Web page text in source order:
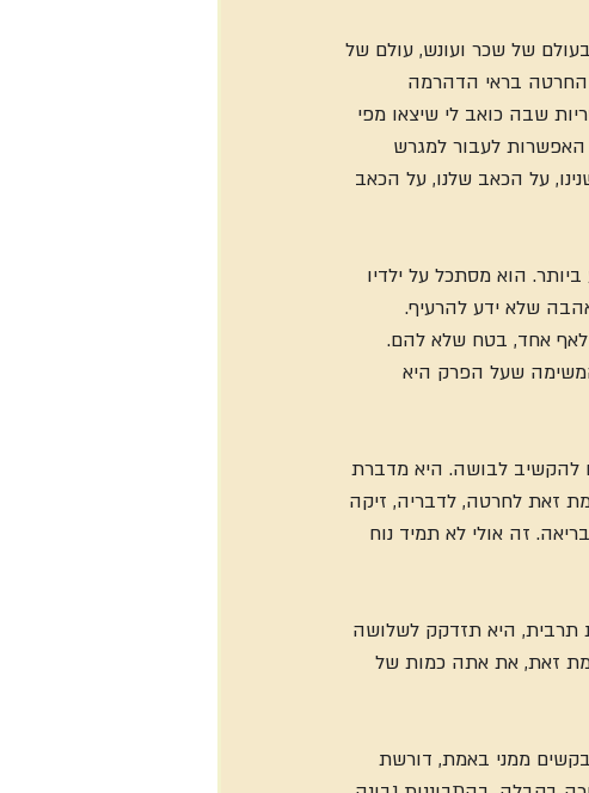
של שכר ועונש, עולם של
בראי הדהרמה
שבה כואב לי שיצאו מפי
האפשרות לעבור למגרש
על הכאב שלנו, על הכאב
הוא מסתכל על ילדיו
שלא ידע להרעיף.
לאף אחד, בטח שלא להם.
שעל הפרק היא
להקשיב לבושה. היא מדברת
זאת לחרטה, לדבריה, זיקה
זה אולי לא תמיד נוח
תרבית, היא תזדקק לשלושה
זאת, את אתה כמות של
ממני באמת, דורשת